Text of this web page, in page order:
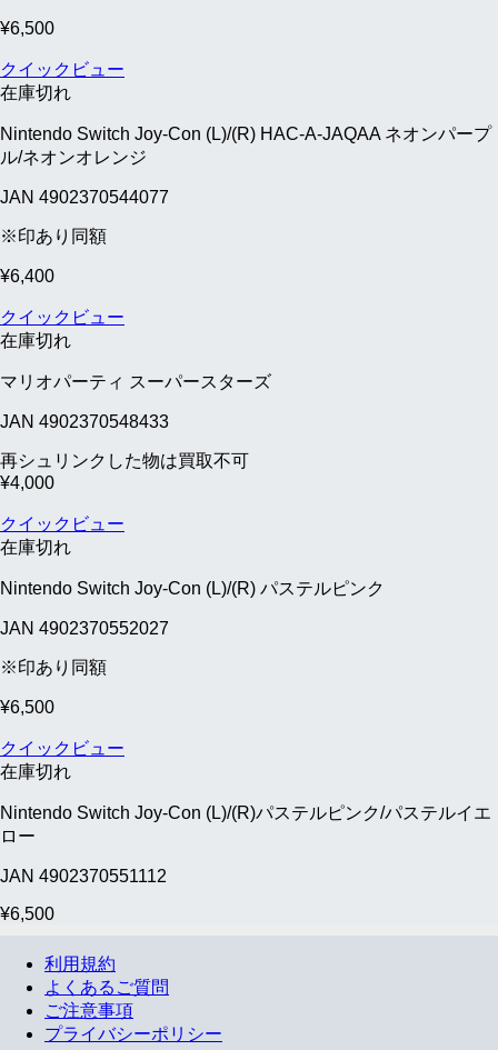
¥6,500
クイックビュー
在庫切れ
Nintendo Switch Joy-Con (L)/(R) HAC-A-JAQAA ネオンパープ
ル/ネオンオレンジ
JAN 4902370544077
※印あり同額
¥6,400
クイックビュー
在庫切れ
マリオパーティ スーパースターズ
JAN 4902370548433
再シュリンクした物は買取不可
¥4,000
クイックビュー
在庫切れ
Nintendo Switch Joy-Con (L)/(R) パステルピンク
JAN 4902370552027
※印あり同額
¥6,500
クイックビュー
在庫切れ
Nintendo Switch Joy-Con (L)/(R)パステルピンク/パステルイエ
ロー
JAN 4902370551112
¥6,500
利用規約
よくあるご質問
ご注意事項
プライバシーポリシー